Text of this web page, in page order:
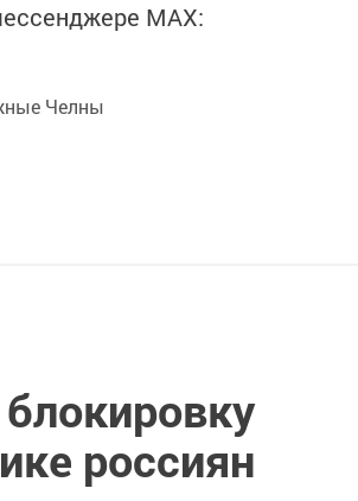
MАХ:
россиян